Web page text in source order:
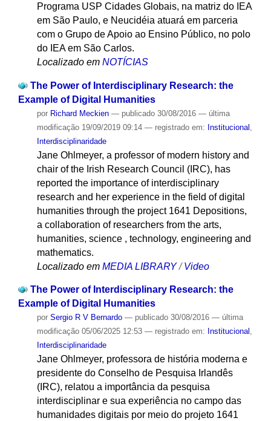
Programa USP Cidades Globais, na matriz do IEA
em São Paulo, e Neucidéia atuará em parceria
com o Grupo de Apoio ao Ensino Público, no polo
do IEA em São Carlos.
Localizado em NOTÍCIAS
The Power of Interdisciplinary Research: the
Example of Digital Humanities
por Richard Meckien — publicado30/08/2016 — última
modificação19/09/2019 09:14 — registrado em: Institucional
Interdisciplinaridade
Jane Ohlmeyer, a professor of modern history and
chair of the Irish Research Council (IRC), has
reported the importance of interdisciplinary
research and her experience in the field of digital
humanities through the project 1641 Depositions,
a collaboration of researchers from the arts,
humanities, science , technology, engineering and
mathematics.
Localizado em MEDIA LIBRARY /Video
The Power of Interdisciplinary Research: the
Example of Digital Humanities
por Sergio R V Bernardo — publicado30/08/2016 — última
modificação05/06/2025 12:53 — registrado em: Institucional ,
Interdisciplinaridade
Jane Ohlmeyer, professora de história moderna e
presidente do Conselho de Pesquisa Irlandês
(IRC), relatou a importância da pesquisa
interdisciplinar e sua experiência no campo das
humanidades digitais por meio do projeto 1641